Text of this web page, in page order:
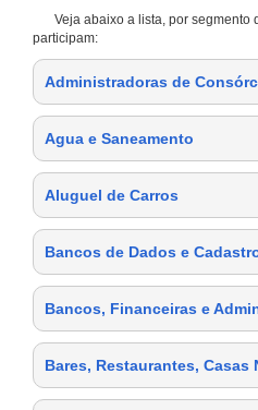
Veja abaixo a lista, por segmento
participam:
Administradoras de
Agua e Saneamento
Aluguel de Carros
Bancos de Dados e
Bancos, Financeiras e
Bares, Restaurantes, Casas